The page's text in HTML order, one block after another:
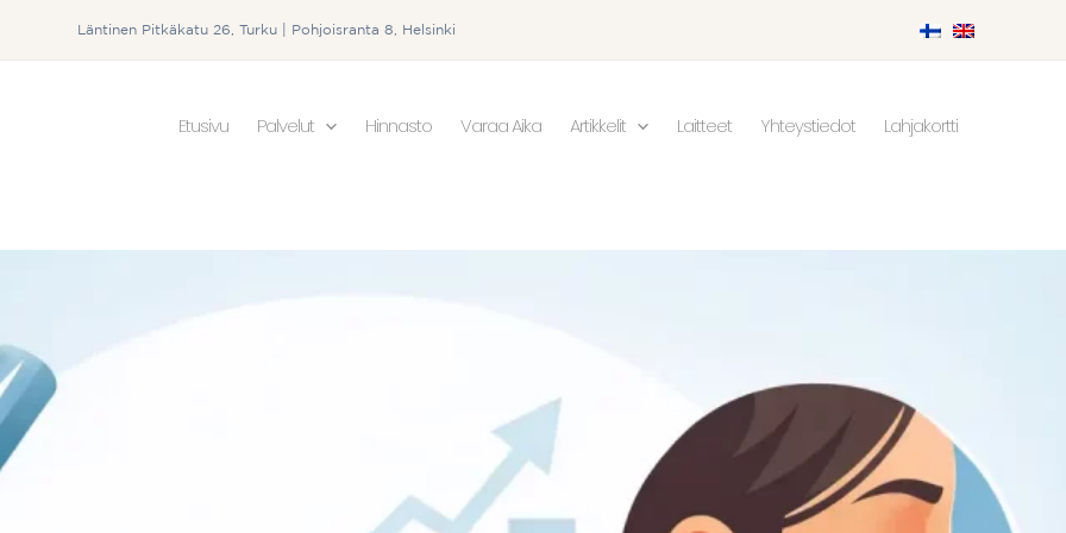
Läntinen Pitkäkatu 26, Turku | Pohjoisranta 8, Helsinki
Etusivu Palvelut Hinnasto Varaa Aika Artikkelit Laitteet Yhteystiedot Lahjakortti